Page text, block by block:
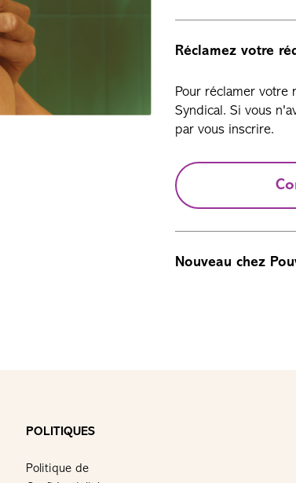
Réclamez votre
Pour réclamer votre
Syndical. Si vous
par vous inscrire.
Nouveau chez
POLITIQUES
Politique de